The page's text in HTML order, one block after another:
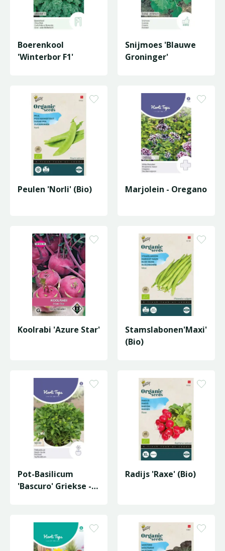
Boerenkool
'Winterbor F1'
Snijmoes 'Blauwe
Groninger'
Peulen 'Norli' (Bio) Marjolein - Oregano
Koolrabi 'Azure Star'
Stamslabonen'Maxi'
(Bio)
Pot-Basilicum
'Bascuro' Griekse -
Radijs 'Raxe' (Bio)